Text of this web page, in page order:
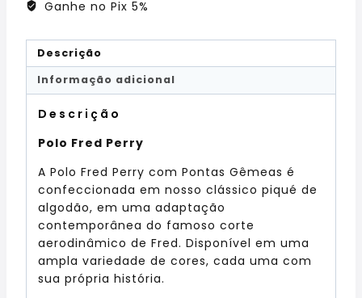
Ganhe no Pix 5%
Descrição
Informação adicional
Descrição
Polo Fred Perry
A Polo Fred Perry com Pontas Gêmeas é
confeccionada em nosso clássico piqué de
algodão, em uma adaptação
contemporânea do famoso corte
aerodinâmico de Fred. Disponível em uma
ampla variedade de cores, cada uma com
sua própria história.